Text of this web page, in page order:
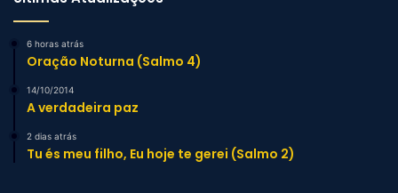
6 horas atrás
Oração Noturna (Salmo 4)
14/10/2014
A verdadeira paz
2 dias atrás
Tu és meu filho, Eu hoje te gerei (Salmo 2)